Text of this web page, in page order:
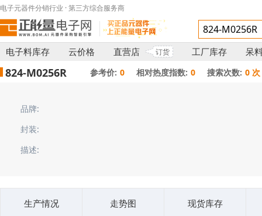
电子元器件分销行业 · 第三方综合服务商
电子料库存 云价格 直营店 订货 工厂库存 呆
824-M0256R 参考价: 0 相对热度指数: 0 搜索次数: 0 次
品牌:
封装:
描述:
生产情况 走势图 现货库存